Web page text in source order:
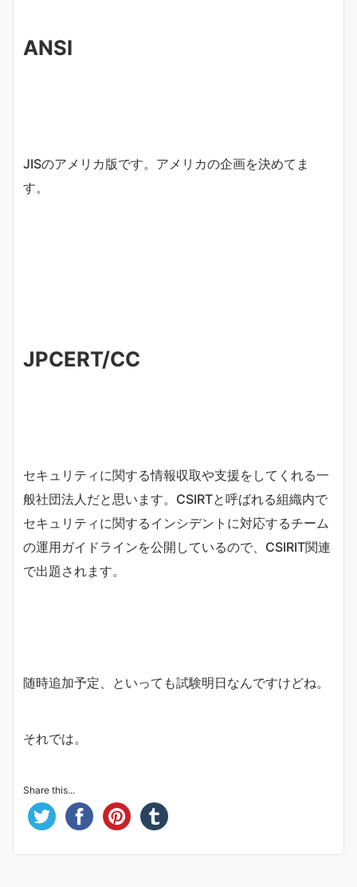
ANSI
JISのアメリカ版です。アメリカの企画を決めてま
す。
JPCERT/CC
セキュリティに関する情報収取や支援をしてくれる一
般社団法人だと思います。CSIRTと呼ばれる組織内で
セキュリティに関するインシデントに対応するチーム
の運用ガイドラインを公開しているので、CSIRIT関連
で出題されます。
随時追加予定、といっても試験明日なんですけどね。
それでは。
Share this...